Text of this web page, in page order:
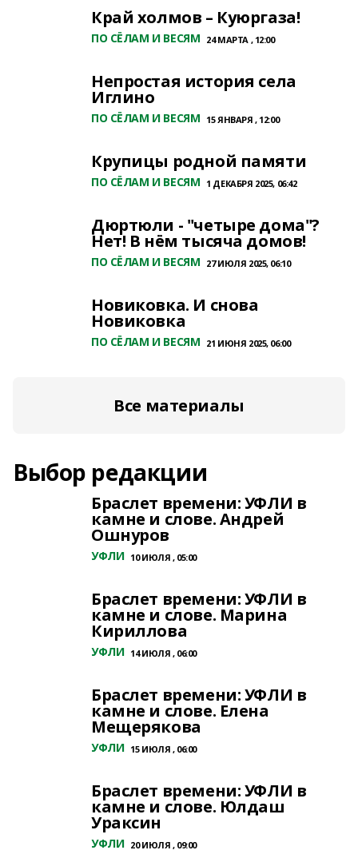
Край холмов – Куюргаза!
ПО СЁЛАМ И ВЕСЯМ 24 МАРТА , 12:00
Непростая история села
Иглино
ПО СЁЛАМ И ВЕСЯМ 15 ЯНВАРЯ , 12:00
Крупицы родной памяти
ПО СЁЛАМ И ВЕСЯМ 1 ДЕКАБРЯ 2025, 06:42
Дюртюли - "четыре дома"?
Нет! В нём тысяча домов!
ПО СЁЛАМ И ВЕСЯМ 27 ИЮЛЯ 2025, 06:10
Новиковка. И снова
Новиковка
ПО СЁЛАМ И ВЕСЯМ 21 ИЮНЯ 2025, 06:00
Все материалы
Выбор редакции
Браслет времени: УФЛИ в
камне и слове. Андрей
Ошнуров
УФЛИ 10 ИЮЛЯ , 05:00
Браслет времени: УФЛИ в
камне и слове. Марина
Кириллова
УФЛИ 14 ИЮЛЯ , 06:00
Браслет времени: УФЛИ в
камне и слове. Елена
Мещерякова
УФЛИ 15 ИЮЛЯ , 06:00
Браслет времени: УФЛИ в
камне и слове. Юлдаш
Ураксин
УФЛИ 20 ИЮЛЯ , 09:00